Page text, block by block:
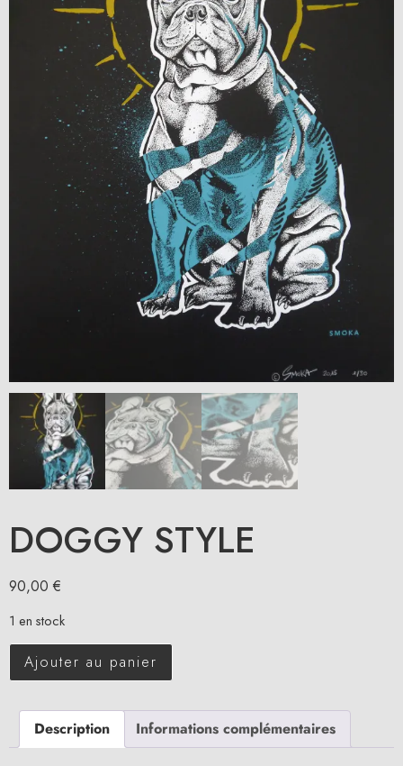
DOGGY STYLE
90,00 €
1 en stock
Ajouter au panier
Description Informations complémentaires